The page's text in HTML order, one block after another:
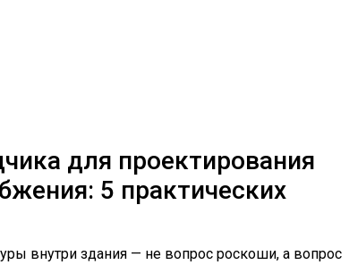
для проектирования
5 практических
внутри здания — не вопрос роскоши, а вопрос